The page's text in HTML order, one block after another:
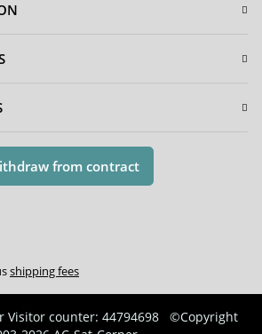
from contract
shipping fees
Visitor counter: 44794698
©Copyright